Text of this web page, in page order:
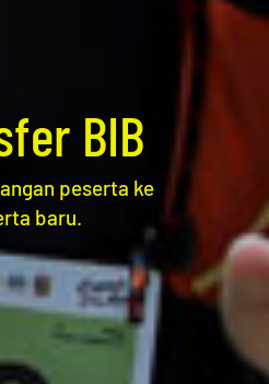
BIB
peserta ke
baru.